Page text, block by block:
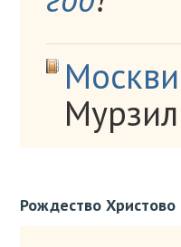
Рождество Христово